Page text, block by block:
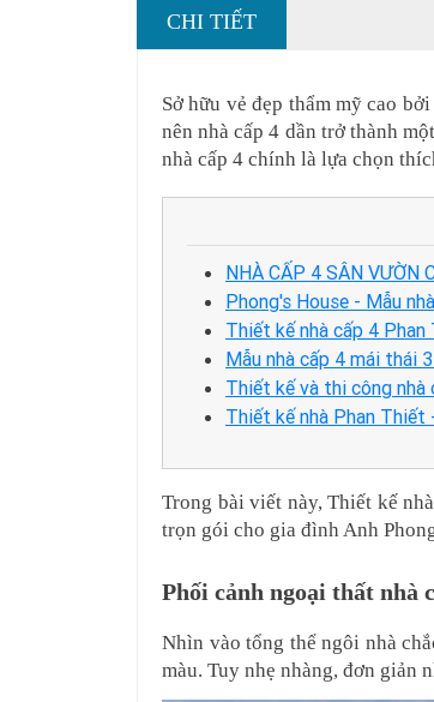
CHI TIẾT
Sở hữu vẻ đẹp thẩm mỹ cao
nên nhà cấp 4 dần trở thành
nhà cấp 4 chính là lựa chọn
NHÀ CẤP 4 SÂN VƯỜN
Phong's House - Mẫu
Thiết kế nhà cấp 4
Mẫu nhà cấp 4 mái thái
Thiết kế và thi công nhà
Thiết kế nhà Phan Thiết
Trong bài viết này, Thiết kế
trọn gói cho gia đình Anh
Phối cảnh ngoại thất nhà
Nhìn vào tổng thể ngôi nhà
màu. Tuy nhẹ nhàng, đơn giản